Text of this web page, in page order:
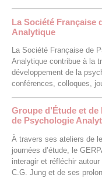
La Société Française
Analytique
La Société Française de
Analytique contribue à la
développement de la
conférences, colloques,
Groupe d’Étude et de
de Psychologie
À travers ses ateliers de
journées d’étude, le
interagir et réfléchir
C.G. Jung et de ses